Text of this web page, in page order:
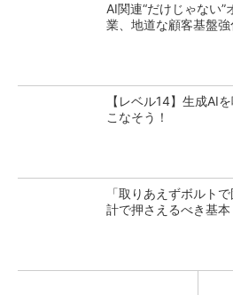
AI関連“だけじゃない
業、地道な顧客基盤
【レベル14】生成AI
こなそう！
「取りあえずボルト
計で押さえるべき基本